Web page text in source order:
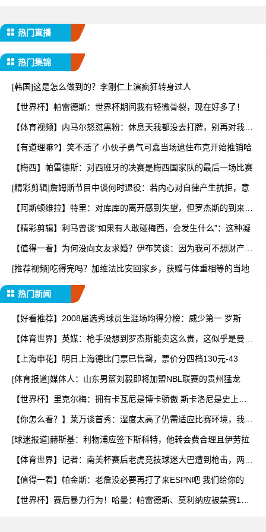
热门直播
热门集锦
[韩国]这是怎么做到的？李刚仁上演疯狂转身过人
【世界杯】帕雷德斯：世界杯期间我有轻微骨裂，现在好多了！
【体育视频】内马尔怒怼黑粉：休息天我都没去打牌，别再对我指
【有道理嘛?】笑不活了 小伙子勇气可嘉当场逮住布克开始推销哈
【梅西】帕雷德斯：对西班牙的决赛是梅西国家队的最后一场比赛
[精彩剪辑]詹姆斯节目中谈何时退役：若内心对自律产生抗拒，意
【阿斯顿维拉】特里：对库库的离开感到失望，但罗杰斯的到来又
【精彩剪辑】利马曾谈“如果有人敢碰梅西，会发生什么”：这种凝
【值得一看】为何没向女友求婚？伊布笑谈：因为我可不想财产被
[推荐视频]吃得完吗？加维法比安回家乡，获赠与体重相等的当地
热门新闻
【好看推荐】2008届选秀球员生涯场均得分榜：威少第一 罗斯
【体育世界】英媒：枪手没想到罗杰斯能卖这么贵，这似乎是曼城
【上海申花】明日上海德比门票已售罄，票价分四档130元-43
[体育报道]媒体人：山东男篮刘毅即将加盟NBL联赛的贵州猛龙
【世界杯】里克尔梅：拥有卡瓦尼是博卡骄傲 斯卡洛尼是史上最
【你怎么看？】莱万谈首秀：湿度太高了仍需适应比赛环境，我还
[球迷报道]赫斯基：利物浦应签下斯科特，他转会费合理且伊劳拉
【体育世界】记者：南美杯赛后老虎竞技球迷大巴遭到枪击，两人
【值得一看】帕金斯：老詹没必要再打了来ESPN吧 我们给你的
【世界杯】赛后暴力行为！哈曼：帕雷德斯、莫利纳应被禁赛1